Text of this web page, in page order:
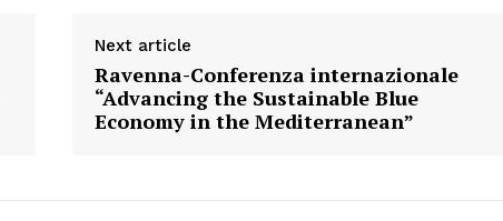
Next article
Ravenna-Conferenza internazionale
“Advancing the Sustainable Blue
Economy in the Mediterranean”